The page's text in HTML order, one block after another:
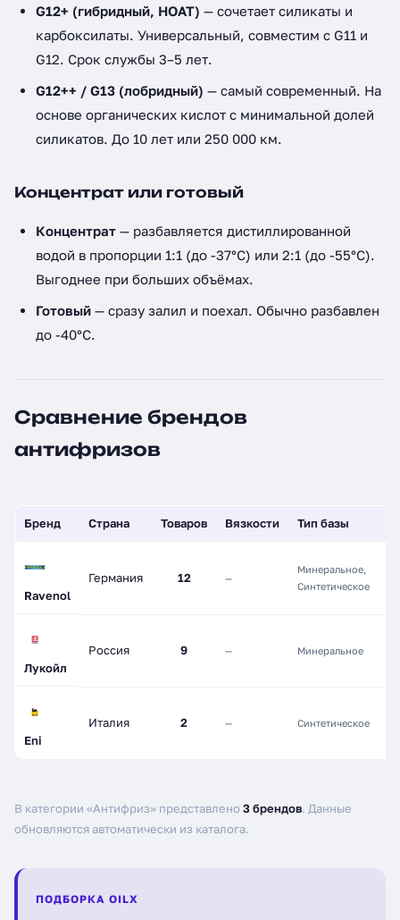
G12+ (гибридный, HOAT) — сочетает силикаты и
карбоксилаты. Универсальный, совместим с G11 и
G12. Срок службы 3–5 лет.
G12++ / G13 (лобридный) — самый современный. На
основе органических кислот с минимальной долей
силикатов. До 10 лет или 250 000 км.
Концентрат или готовый
Концентрат — разбавляется дистиллированной
водой в пропорции 1:1 (до -37°С) или 2:1 (до -55°С).
Выгоднее при больших объёмах.
Готовый — сразу залил и поехал. Обычно разбавлен
до -40°С.
Сравнение брендов
антифризов
Бренд Страна Товаров Вязкости Тип базы
Ravenol
Германия 12 —
Минеральное,
Синтетическое
Лукойл
Россия 9 — Минеральное
Eni
Италия 2 — Синтетическое
В категории «Антифриз» представлено 3 брендов. Данные
обновляются автоматически из каталога.
ПОДБОРКА OILX